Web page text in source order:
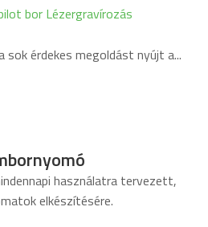
sok érdekes megoldást nyújt a...
használatra tervezett,
elkészítésére.